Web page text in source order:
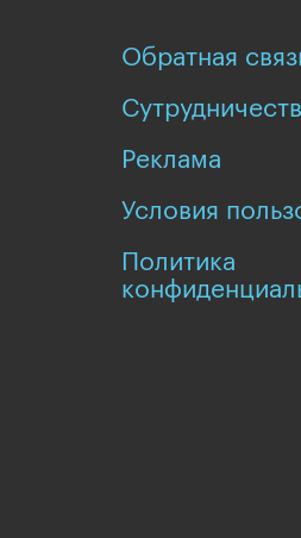
Обратная
Реклама
Условия
Политика